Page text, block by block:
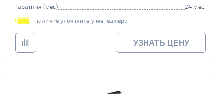
Гарантия (мес)
24 мес.
наличие уточняйте у менеджера
УЗНАТЬ ЦЕНУ